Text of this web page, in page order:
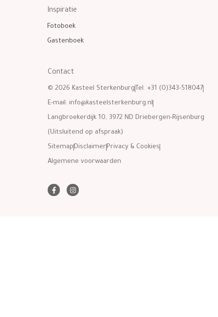
Inspiratie
Fotoboek
Gastenboek
Contact
© 2026 Kasteel Sterkenburg Tel. +31 (0)343-518047
E-mail: info@kasteelsterkenburg.nl
Langbroekerdijk 10, 3972 ND Driebergen-Rijsenburg
(Uitsluitend op afspraak)
Sitemap Disclaimer Privacy & Cookies
Algemene voorwaarden
F
a
I
n